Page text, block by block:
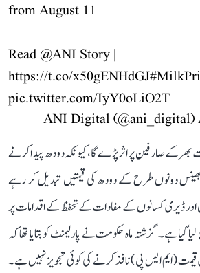
from August 11
Read @ANI Story |
https://t.co/x50gENHdGJ
pic.twitter.com/IyY0oLiO2T
کے صارفین پر اثر پڑے گا، کیونکہ دودھ پیدا کرنے
دونوں طرح کے دودھ کی قیمتیں تبدیل کر رہے
اور ڈیری کسانوں کے مفادات کے تحفظ کے اقدامات پر
ہے۔ گزشتہ ماہ حکومت نے پارلیمنٹ کو بتایا تھا کہ
(ایم ایس پی) نافذ کرنے کی کوئی تجویز نہیں ہے۔